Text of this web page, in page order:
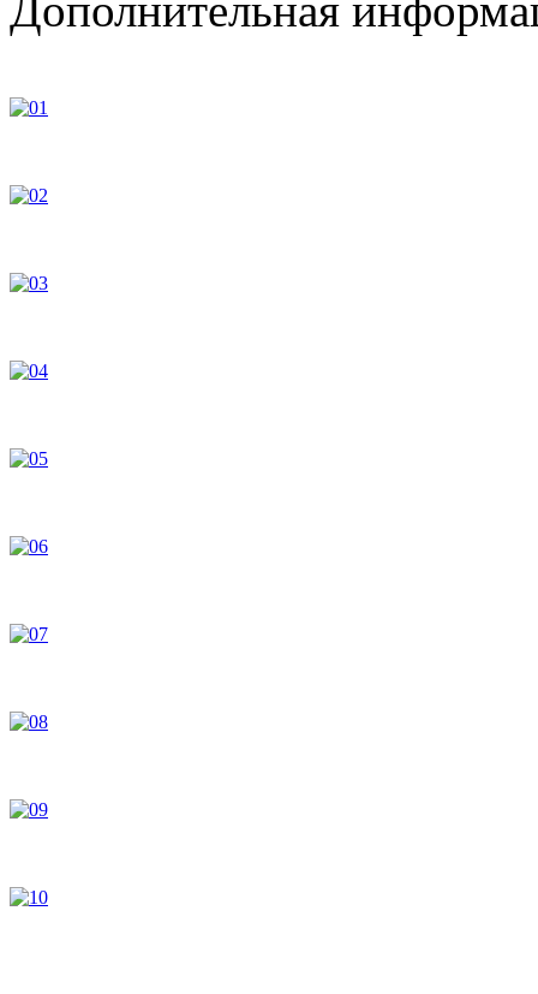
Дополнительная